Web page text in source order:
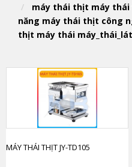
máy thái thịt máy
năng máy thái thịt công
thịt máy thái máy_thái_lát
MÁY THÁI THỊT JY-TD105